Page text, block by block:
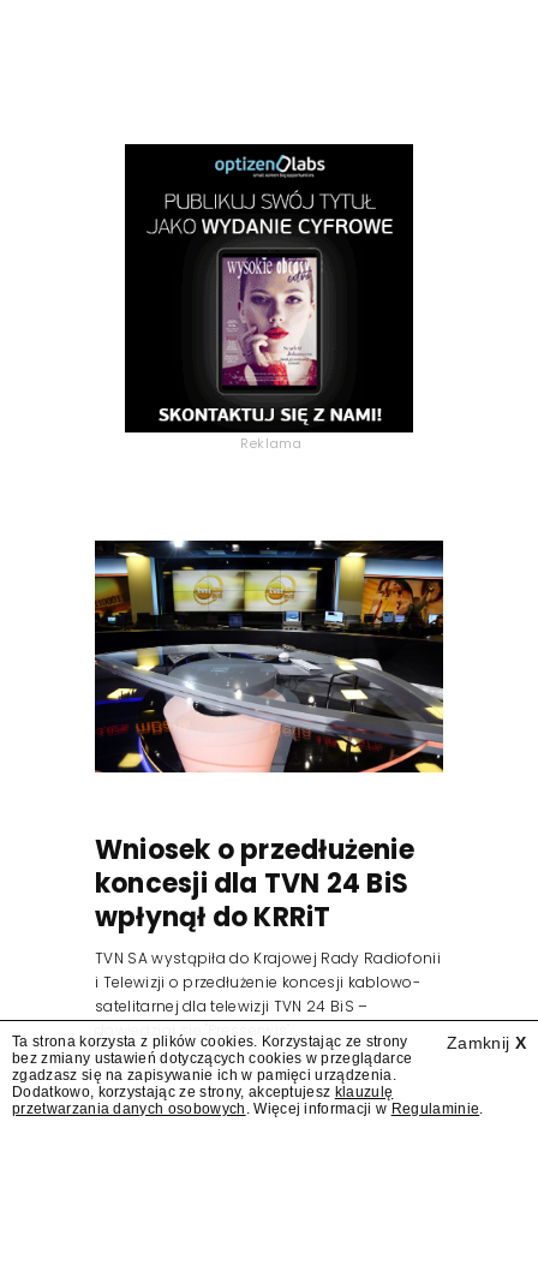
Reklama
Wniosek o przedłużenie
koncesji dla TVN 24 BiS
wpłynął do KRRiT
TVN SA wystąpiła do Krajowej Rady Radiofonii
i Telewizji o przedłużenie koncesji kablowo-
satelitarnej dla telewizji TVN 24 BiS –
dowiedział się "Presserwis".
Zamknij X
Ta strona korzysta z plików cookies. Korzystając ze strony
bez zmiany ustawień dotyczących cookies w przeglądarce
zgadzasz się na zapisywanie ich w pamięci urządzenia.
Dodatkowo, korzystając ze strony, akceptujesz klauzulę
przetwarzania danych osobowych . Więcej informacji w Regulaminie.